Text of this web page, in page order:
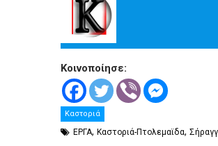
Κοινοποίησε:
Καστοριά
ΕΡΓΑ, Καστοριά-Πτολεμαϊδα,